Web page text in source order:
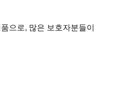
으로, 많은 보호자분들이